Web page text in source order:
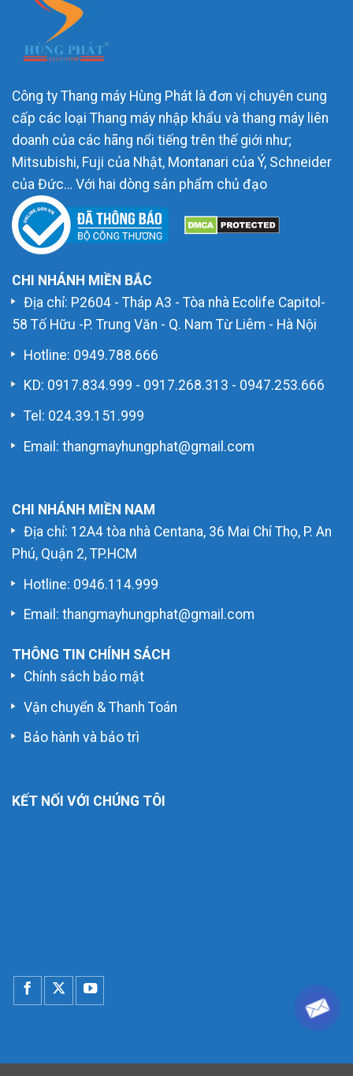
Công ty Thang máy Hùng Phát là đơn vị chuyên cung
cấp các loại Thang máy nhập khẩu và thang máy liên
doanh của các hãng nổi tiếng trên thế giới như;
Mitsubishi, Fuji của Nhật, Montanari của Ý, Schneider
của Đức… Với hai dòng sản phẩm chủ đạo
CHI NHÁNH MIỀN BẮC
Địa chỉ: P2604 - Tháp A3 - Tòa nhà Ecolife Capitol-
58 Tố Hữu -P. Trung Văn - Q. Nam Từ Liêm - Hà Nội
Hotline: 0949.788.666
KD: 0917.834.999 - 0917.268.313 - 0947.253.666
Tel: 024.39.151.999
Email: thangmayhungphat@gmail.com
CHI NHÁNH MIỀN NAM
Địa chỉ: 12A4 tòa nhà Centana, 36 Mai Chí Thọ, P. An
Phú, Quận 2, TP.HCM
Hotline: 0946.114.999
Email: thangmayhungphat@gmail.com
THÔNG TIN CHÍNH SÁCH
Chính sách bảo mật
Vận chuyển & Thanh Toán
Bảo hành và bảo trì
KẾT NỐI VỚI CHÚNG TÔI